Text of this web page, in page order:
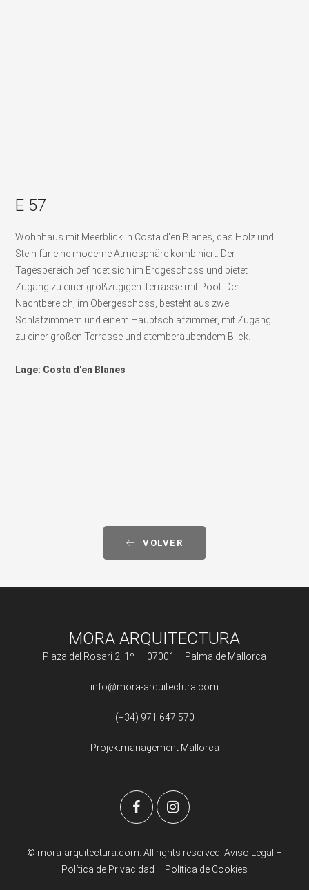
E 57
Wohnhaus mit Meerblick in Costa d'en Blanes, das Holz und
Stein für eine moderne Atmosphäre kombiniert. Der
Tagesbereich befindet sich im Erdgeschoss und bietet
Zugang zu einer großzügigen Terrasse mit Pool. Der
Nachtbereich, im Obergeschoss, besteht aus zwei
Schlafzimmern und einem Hauptschlafzimmer, mit Zugang
zu einer großen Terrasse und atemberaubendem Blick.
Lage: Costa d'en Blanes
VOLVER
MORA ARQUITECTURA
Plaza del Rosari 2, 1º – 07001 – Palma de Mallorca
info@mora-arquitectura.com
(+34) 971 647 570
Projektmanagement Mallorca
© mora-arquitectura.com. All rights reserved. Aviso Legal –
Política de Privacidad – Política de Cookies